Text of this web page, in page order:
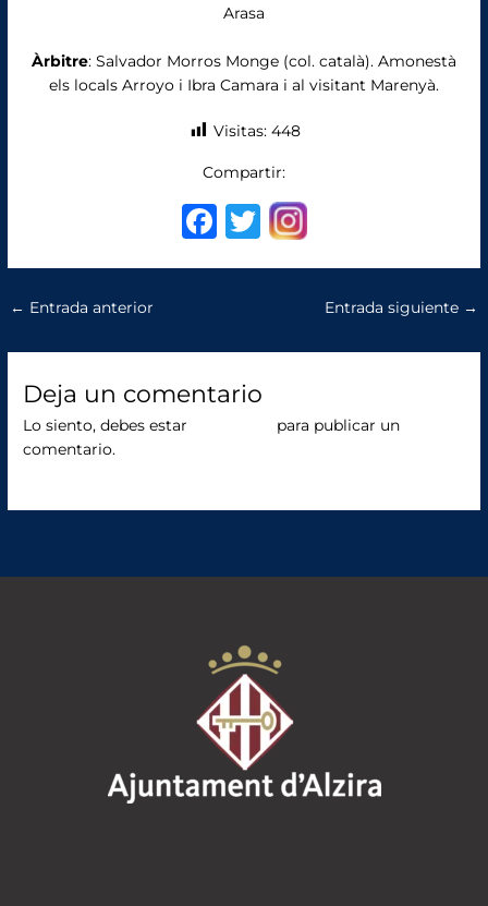
Arasa
Àrbitre: Salvador Morros Monge (col. català). Amonestà
els locals Arroyo i Ibra Camara i al visitant Marenyà.
Visitas: 448
Compartir:
F
b
o
T
r
← Entrada anterior Entrada siguiente →
Deja un comentario
Lo siento, debes estar
para publicar un
comentario.